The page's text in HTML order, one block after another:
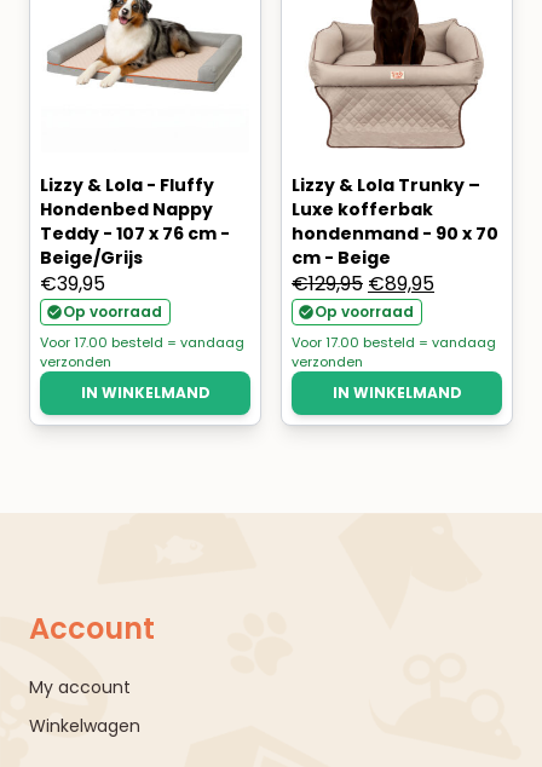
Lizzy & Lola - Fluffy
Hondenbed Nappy
Teddy - 107 x 76 cm -
Beige/Grijs
€39,95
Op voorraad
Voor 17.00 besteld = vandaag
verzonden
IN WINKELMAND
Lizzy & Lola Trunky –
Luxe kofferbak
hondenmand - 90 x 70
cm - Beige
€129,95 Oorspronkelijke
prijs
was:
€129,95.
€89,95Huidige
is:
€89,95.
Op voorraad
Voor 17.00 besteld = vandaag
verzonden
IN WINKELMAND
Account
My account
Winkelwagen